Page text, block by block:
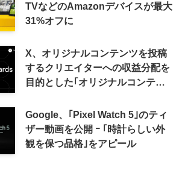
TVなどのAmazonデバイスが最大
31%オフに
X、オリジナルコンテンツを投稿
するクリエイターへの収益分配を
目的とした｢オリジナルコンテン
来の｢収益分配｣は廃止
Google、｢Pixel Watch 5｣のティ
ザー動画を公開 ｰ ｢時計らしい外
観を保つ品格｣をアピール